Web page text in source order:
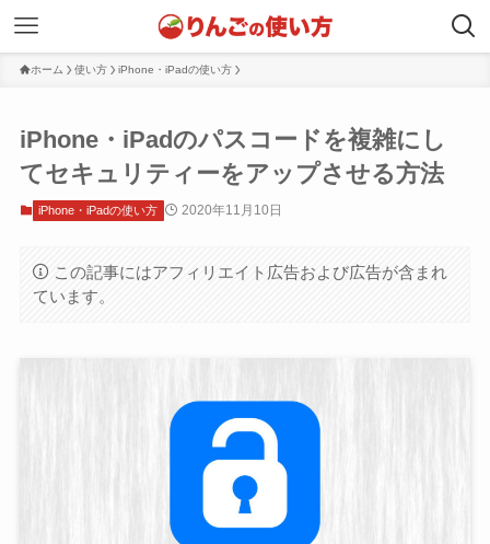
ホーム 使い方 iPhone・iPadの使い方
iPhone・iPadのパスコードを複雑にし
てセキュリティーをアップさせる方法
iPhone・iPadの使い方 2020年11月10日
この記事にはアフィリエイト広告および広告が含まれ
ています。